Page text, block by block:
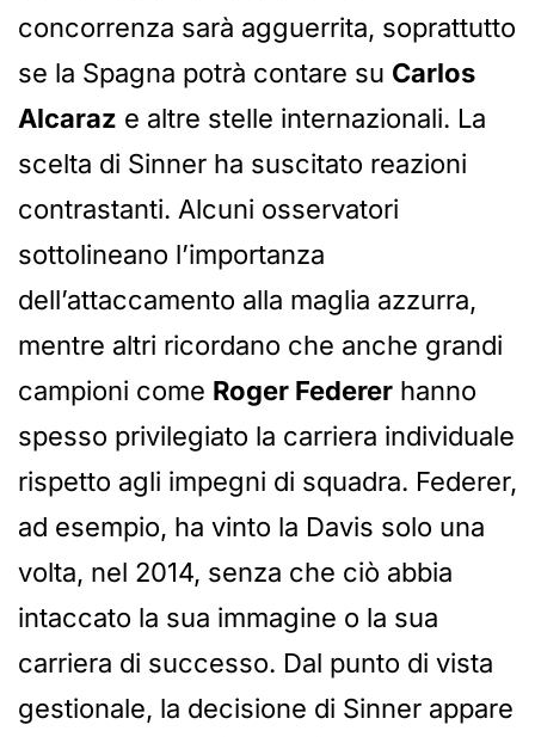
concorrenza sarà agguerrita, soprattutto
se la Spagna potrà contare su Carlos
Alcaraz e altre stelle internazionali. La
scelta di Sinner ha suscitato reazioni
contrastanti. Alcuni osservatori
sottolineano l’importanza
dell’attaccamento alla maglia azzurra,
mentre altri ricordano che anche grandi
campioni come Roger Federer hanno
spesso privilegiato la carriera individuale
rispetto agli impegni di squadra. Federer,
ad esempio, ha vinto la Davis solo una
volta, nel 2014, senza che ciò abbia
intaccato la sua immagine o la sua
carriera di successo. Dal punto di vista
gestionale, la decisione di Sinner appare